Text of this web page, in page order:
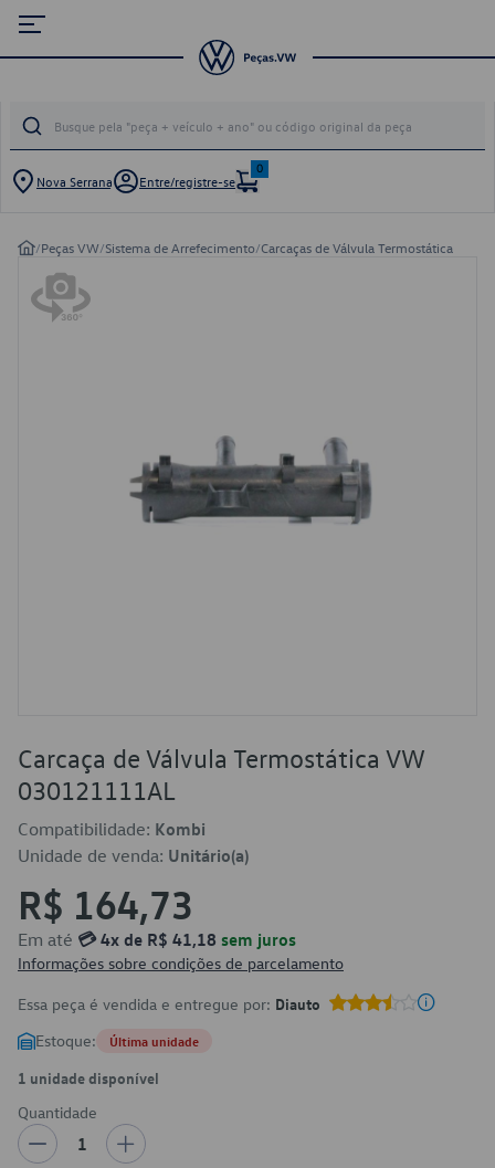
Nova Serrana Entre/registre-se
0
/Peças VW/Sistema de Arrefecimento/Carcaças de Válvula Termostática
Carcaça de Válvula Termostática VW
030121111AL
Compatibilidade: Kombi
Unidade de venda: Unitário(a)
R$ 164,73
Em até 💳 4x de R$ 41,18 sem juros
Informações sobre condições de parcelamento
Essa peça é vendida e entregue por: Diauto
Estoque: Última unidade
1 unidade disponível
Quantidade
1